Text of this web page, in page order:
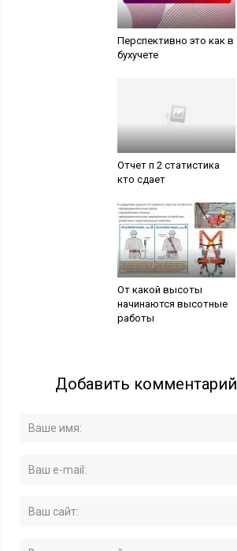
Перспективно это как в
бухучете
Отчет п 2 статистика
кто сдает
От какой высоты
начинаются высотные
работы
Добавить комментарий